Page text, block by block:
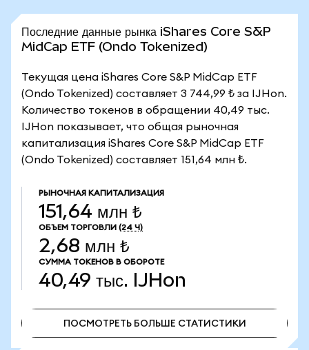
Последние данные рынка iShares Core S&P
MidCap ETF (Ondo Tokenized)
Текущая цена iShares Core S&P MidCap ETF
(Ondo Tokenized) составляет 3 744,99 ₺ за IJHon.
Количество токенов в обращении 40,49 тыс.
IJHon показывает, что общая рыночная
капитализация iShares Core S&P MidCap ETF
(Ondo Tokenized) составляет 151,64 млн ₺.
РЫНОЧНАЯ КАПИТАЛИЗАЦИЯ
151,64 млн ₺
ОБЪЕМ ТОРГОВЛИ (24 Ч)
2,68 млн ₺
СУММА ТОКЕНОВ В ОБОРОТЕ
40,49 тыс. IJHon
ПОСМОТРЕТЬ БОЛЬШЕ СТАТИСТИКИ